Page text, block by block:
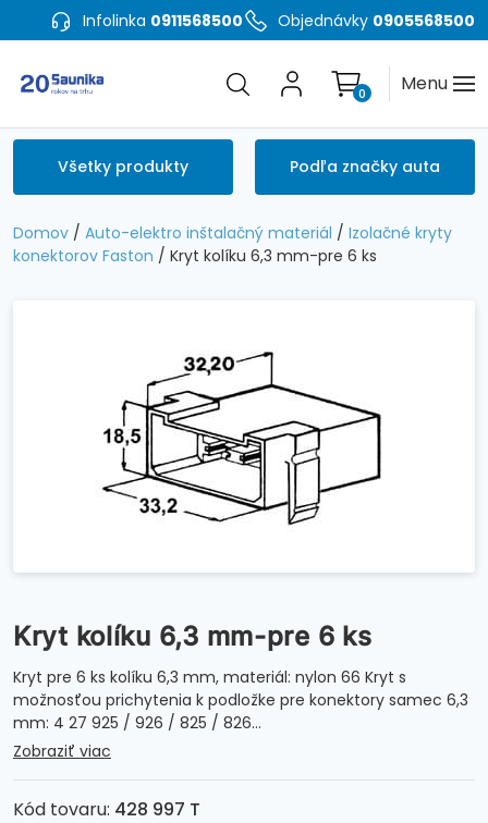
Infolinka 0911568500 Objednávky 0905568500
Menu
0
Všetky produkty Podľa značky auta
Domov / Auto-elektro inštalačný materiál / Izolačné kryty
konektorov Faston / Kryt kolíku 6,3 mm-pre 6 ks
Kryt kolíku 6,3 mm-pre 6 ks
Kryt pre 6 ks kolíku 6,3 mm, materiál: nylon 66 Kryt s
možnosťou prichytenia k podložke pre konektory samec 6,3
mm: 4 27 925 / 926 / 825 / 826…
Zobraziť viac
Kód tovaru: 428 997 T